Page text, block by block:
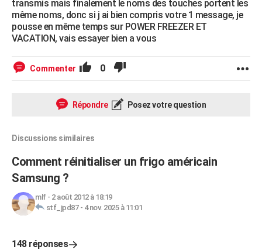
transmis mais finalement le noms des touches portent les
même noms, donc si j ai bien compris votre 1 message, je
pousse en même temps sur POWER FREEZER ET
VACATION, vais essayer bien a vous
Commenter 0
Répondre Posez votre question
Discussions similaires
Comment réinitialiser un frigo américain
Samsung ?
mlf- 2 août 2012 à 18:19
stf_jpd87- 4 nov. 2025 à 11:01
148 réponses